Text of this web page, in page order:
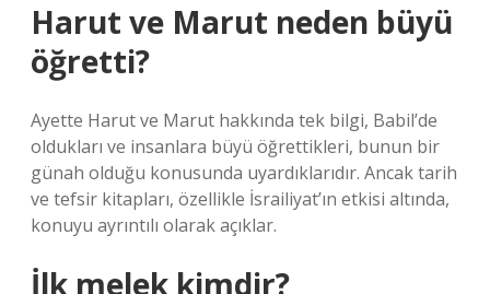
Harut ve Marut neden büyü
öğretti?
Ayette Harut ve Marut hakkında tek bilgi, Babil’de
oldukları ve insanlara büyü öğrettikleri, bunun bir
günah olduğu konusunda uyardıklarıdır. Ancak tarih
ve tefsir kitapları, özellikle İsrailiyat’ın etkisi altında,
konuyu ayrıntılı olarak açıklar.
İlk melek kimdir?